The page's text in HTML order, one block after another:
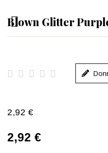
Blown Glitter
    
2,92 €
2,92 €